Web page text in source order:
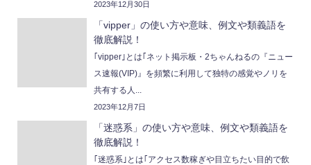
2023年12月30日
「vipper」の使い方や意味、例文や類義語を
徹底解説！
｢vipper｣とは｢ネット掲示板・2ちゃんねるの『ニュー
ス速報(VIP)』を頻繁に利用して独特の感覚やノリを
共有する人...
2023年12月7日
「迷惑系」の使い方や意味、例文や類義語を
徹底解説！
｢迷惑系｣とは｢アクセス数稼ぎや目立ちたい目的で飲